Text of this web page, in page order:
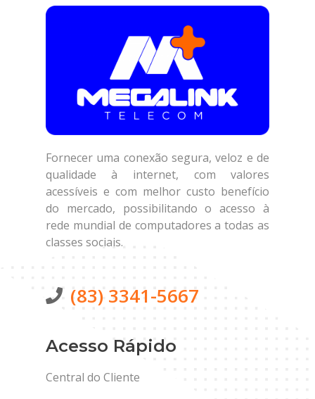
Fornecer uma conexão segura, veloz e de
qualidade à internet, com valores
acessíveis e com melhor custo benefício
do mercado, possibilitando o acesso à
rede mundial de computadores a todas as
classes sociais.
(83) 3341-5667
Acesso Rápido
Central do Cliente